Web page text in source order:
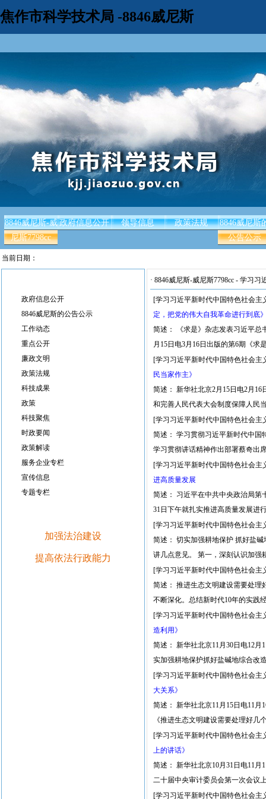
焦作市科学技术局 -8846威尼斯
8846威尼斯-威
尼斯7798cc
政府信息公开 领导信息 政策法规
8846威尼斯
公告公示
当前日期：
政府信息公开
8846威尼斯的公告公示
工作动态
重点公开
廉政文明
政策法规
科技成果
政策
科技聚焦
时政要闻
政策解读
服务企业专栏
宣传信息
专题专栏
加强法治建设
提高依法行政能力
· 8846威尼斯-威尼斯7798cc - 学习习
[学习习近平新时代中国特色社会主
定，把党的伟大自我革命进行到底
简述： 《求是》杂志发表习近平总
月15日电3月16日出版的第6期《求
[学习习近平新时代中国特色社会主
民当家作主》
简述： 新华社北京2月15日电2月
和完善人民代表大会制度保障人民
[学习习近平新时代中国特色社会主
简述： 学习贯彻习近平新时代中国
学习贯彻讲话精神作出部署蔡奇出
[学习习近平新时代中国特色社会主
进高质量发展
简述： 习近平在中共中央政治局第
31日下午就扎实推进高质量发展进
[学习习近平新时代中国特色社会主
简述： 切实加强耕地保护 抓好盐
讲几点意见。 第一，深刻认识加强
[学习习近平新时代中国特色社会主
简述： 推进生态文明建设需要处
不断深化。总结新时代10年的实践
[学习习近平新时代中国特色社会主
造利用》
简述： 新华社北京11月30日电12
实加强耕地保护抓好盐碱地综合改
[学习习近平新时代中国特色社会主
大关系》
简述： 新华社北京11月15日电11
《推进生态文明建设需要处理好
[学习习近平新时代中国特色社会主
上的讲话》
简述： 新华社北京10月31日电11
二十届中央审计委员会第一次会议
[学习习近平新时代中国特色社会主